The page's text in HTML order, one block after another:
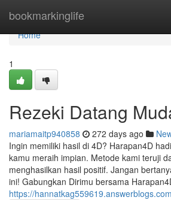
bookmarkinglife
Home
Home
1
Rezeki Datang
mariamaitp940858 272 days ago
Ingin memiliki hasil di 4D? Harapan4D
kamu meraih impian. Metode kami teruji
menghasilkan hasil positif. Jangan
ini! Gabungkan Dirimu bersama
https://